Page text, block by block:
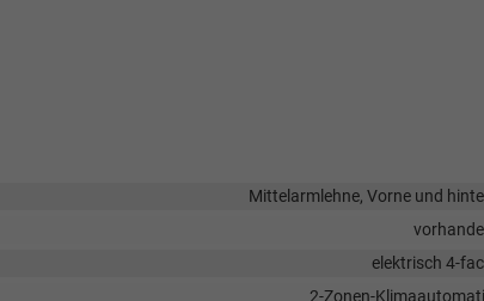
Mittelarmlehne, Vorne und
elektrisch 4-
2-Zonen-